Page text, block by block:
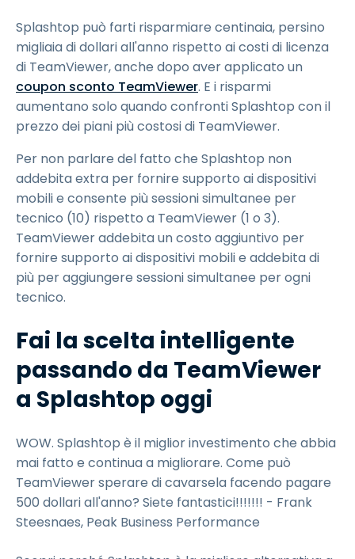
Splashtop può farti risparmiare centinaia, persino
migliaia di dollari all'anno rispetto ai costi di licenza
di TeamViewer, anche dopo aver applicato un
coupon sconto TeamViewer. E i risparmi
aumentano solo quando confronti Splashtop con il
prezzo dei piani più costosi di TeamViewer.
Per non parlare del fatto che Splashtop non
addebita extra per fornire supporto ai dispositivi
mobili e consente più sessioni simultanee per
tecnico (10) rispetto a TeamViewer (1 o 3).
TeamViewer addebita un costo aggiuntivo per
fornire supporto ai dispositivi mobili e addebita di
più per aggiungere sessioni simultanee per ogni
tecnico.
Fai la scelta intelligente
passando da TeamViewer
a Splashtop oggi
WOW. Splashtop è il miglior investimento che abbia
mai fatto e continua a migliorare. Come può
TeamViewer sperare di cavarsela facendo pagare
500 dollari all'anno? Siete fantastici!!!!!!! - Frank
Steesnaes, Peak Business Performance